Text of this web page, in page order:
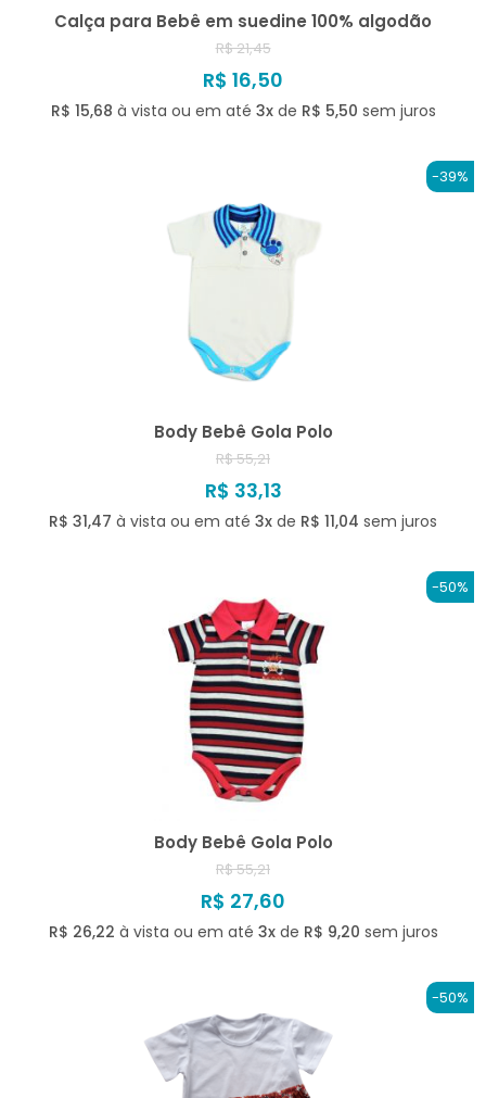
Calça para Bebê em suedine 100% algodão
R$ 21,45
R$ 16,50
R$ 15,68 à vista ou em até 3xde R$ 5,50 sem juros
-39%
Body Bebê Gola Polo
R$ 55,21
R$ 33,13
R$ 31,47 à vista ou em até 3x de R$ 11,04 sem juros
-50%
Body Bebê Gola Polo
R$ 55,21
R$ 27,60
R$ 26,22 à vista ou em até 3xde R$ 9,20 sem juros
-50%